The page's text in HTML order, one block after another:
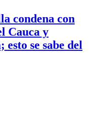
condena con
Cauca y
se sabe del